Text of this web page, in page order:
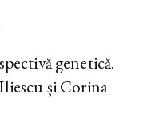
genetică.
și Corina